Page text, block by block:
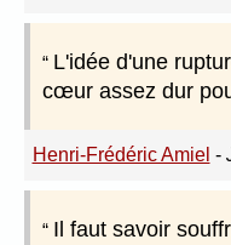
L'idée d'une
cœur assez dur
Henri-Frédéric Amiel -
Il faut savoir